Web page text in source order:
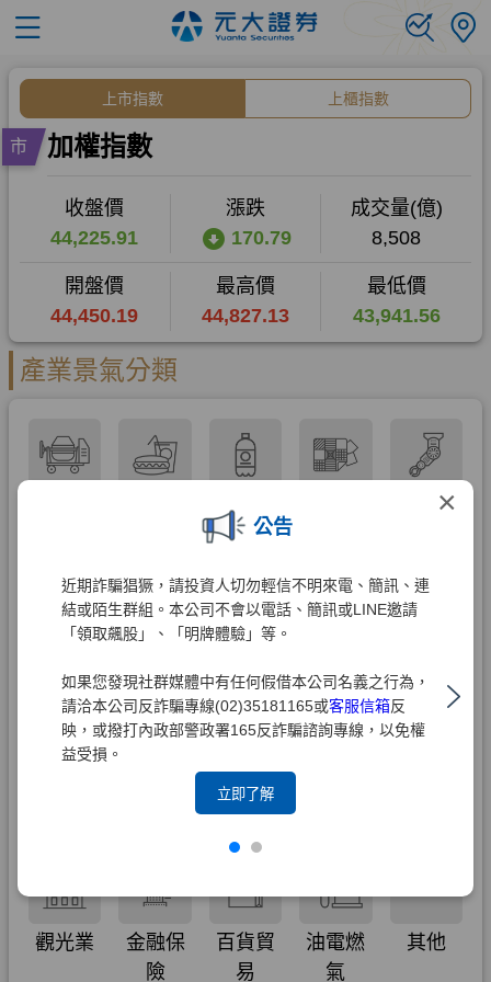
×
公告
近期詐騙猖獗，請投資人切勿輕信不明來電、簡訊、連
結或陌生群組。本公司不會以電話、簡訊或LINE邀請
「領取飆股」、「明牌體驗」等。
如果您發現社群媒體中有任何假借本公司名義之行為，
請洽本公司反詐騙專線(02)35181165或客服信箱反
映，或撥打內政部警政署165反詐騙諮詢專線，以免權
益受損。
立即了解